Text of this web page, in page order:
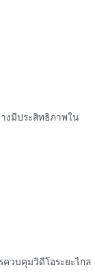
งมีประสิทธิภาพใน
ควบคุมวิดีโอระยะไกล